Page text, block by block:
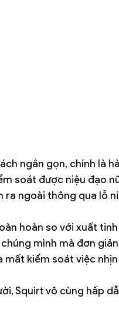
ngắn gọn, chính là
soát được niệu đạo
ra ngoài thông qua lỗ
hoàn so với xuất
mình mà đơn
mất kiểm soát việc
Squirt vô cùng hấp